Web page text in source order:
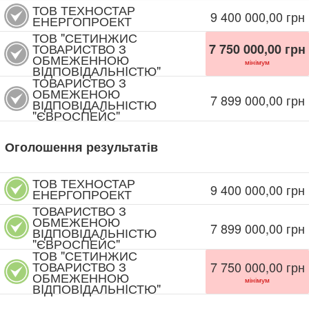
ТОВ ТЕХНОСТАР
ЕНЕРГОПРОЕКТ 9 400 000,00 грн
ТОВ "СЕТИНЖИС
ТОВАРИСТВО З
ОБМЕЖЕННОЮ
ВIДПОВIДАЛЬНIСТЮ"
7 750 000,00 грн
мінімум
ТОВАРИСТВО З
ОБМЕЖЕНОЮ
ВІДПОВІДАЛЬНІСТЮ
"ЄВРОСПЕЙС"
7 899 000,00 грн
Оголошення результатів
ТОВ ТЕХНОСТАР
ЕНЕРГОПРОЕКТ 9 400 000,00 грн
ТОВАРИСТВО З
ОБМЕЖЕНОЮ
ВІДПОВІДАЛЬНІСТЮ
"ЄВРОСПЕЙС"
7 899 000,00 грн
ТОВ "СЕТИНЖИС
ТОВАРИСТВО З
ОБМЕЖЕННОЮ
ВIДПОВIДАЛЬНIСТЮ"
7 750 000,00 грн
мінімум